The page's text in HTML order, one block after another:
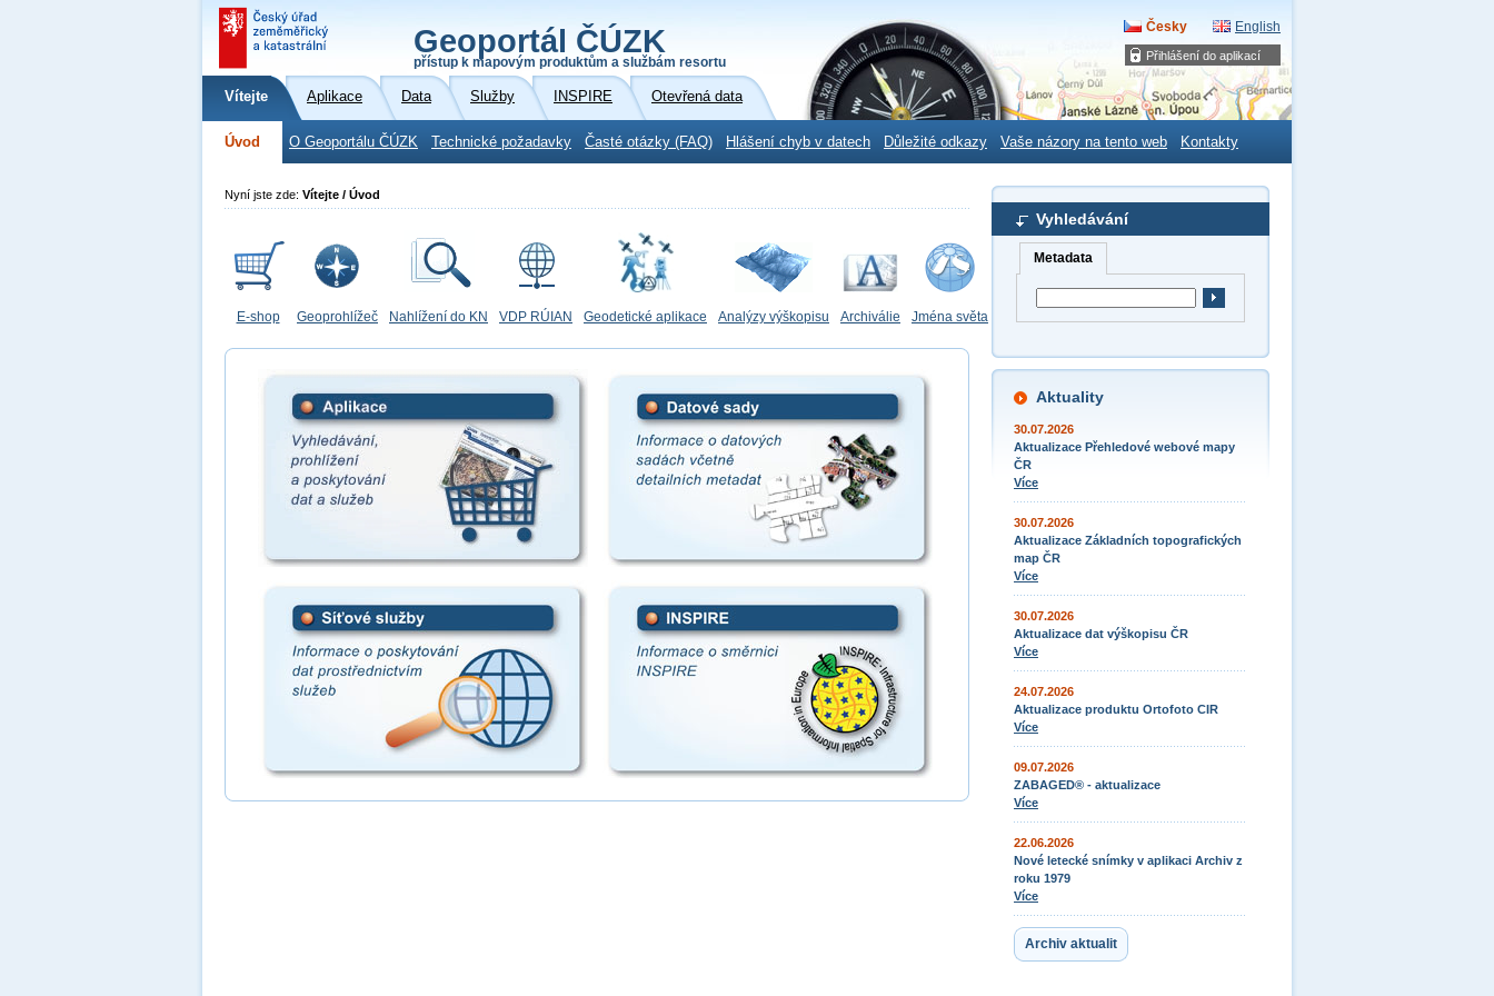
Přihlášení do aplikací
Geoportál ČÚZK
přístup k mapovým produktům a službám resortu
Česky English
Vítejte Aplikace Data Služby INSPIRE Otevřená data
Úvod O Geoportálu ČÚZK Technické požadavky Časté otázky (FAQ) Hlášení chyb v datech Důležité odkazy Vaše názory na tento web Kontakty
Vyhledávání
Metadata
Aktuality
30.07.2026
Aktualizace Přehledové webové mapy
ČR
Více
30.07.2026
Aktualizace Základních topografických
map ČR
Více
30.07.2026
Aktualizace dat výškopisu ČR
Více
24.07.2026
Aktualizace produktu Ortofoto CIR
Více
09.07.2026
ZABAGED® - aktualizace
Více
22.06.2026
Nové letecké snímky v aplikaci Archiv z
roku 1979
Více
Archiv aktualit
Nyní jste zde: Vítejte / Úvod
E-shop Geoprohlížeč Nahlížení do KN VDP RÚIAN Geodetické aplikace Analýzy výškopisu Archiválie Jména světa